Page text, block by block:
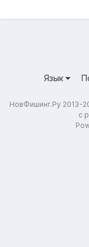
Язык
НовФишинг.Ру 2013-
с